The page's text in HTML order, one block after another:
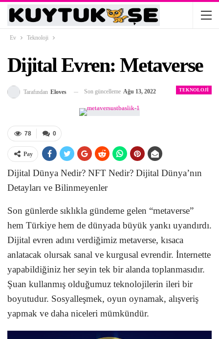
Ev Teknoloji
Dijital Evren: Metaverse
TEKNOLOJI
Tarafından Eloves Son güncelleme Ağu 13, 2022
0
78
Pay
Dijital Dünya Nedir? NFT Nedir? Dijital Dünya’nın
Detayları ve Bilinmeyenler
Son günlerde sıklıkla gündeme gelen “metaverse”
hem Türkiye hem de dünyada büyük yankı uyandırdı.
Dijital evren adını verdiğimiz metaverse, kısaca
anlatacak olursak sanal ve kurgusal evrendir. İnternette
yapabildiğiniz her seyin tek bir alanda toplanmasıdır.
Şuan kullanmış olduğumuz teknolojilerin ileri bir
boyutudur. Sosyalleşmek, oyun oynamak, alışveriş
yapmak ve daha niceleri mümkündür.